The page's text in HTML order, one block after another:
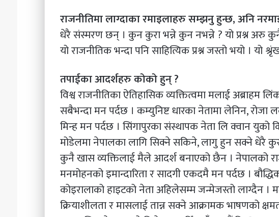
राजनीतिमा लाग्दाका रमाइलाहरु सम्झनु हुन्छ, अनि
धेरै संस्मरण छन् । कुन कुरा भन्ने कुन नभन्ने ? यो प्रश्न अरु
यो राजनीतिक भन्दा पनि साहित्यिक प्रश्न जस्तो भयो । यो
तपाईका आदर्शहरु कोको हुन् ?
विश्व राजनीतिका ऐतिहासिक व्यक्तित्वमा मलाई अब्राहम
सबैभन्दा मन पर्दछ । कम्युनिष्ट धारका नेतामा लेनिन, रोजा
मिन्ह मन पर्दछ । सिंगापुरका संस्थापक नेता लि क्वान युको
मोडेलमा नेपालका लागि सिक्ने सकिने, लागु हुन सक्ने धेरै
कुनै खास व्यक्तिलाई मैले आदर्श बनाएको छैन । नेपालको
मनमोहनको इमान्दारिता र सादगी एकदमै मन पर्दछ ।
कोइरालाको हाइटको नेता अहिलेसम्म जन्मेजस्तो लाग्दैन ।
क्रियाशीलता र मासलाई तान्न सक्ने आक्रामक भाषणको